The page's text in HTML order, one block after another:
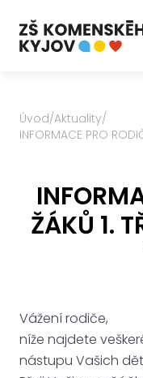
Úvod/Aktuality/
INFORMACE PRO
ŽÁKŮ 1.
Vážení rodiče,
níže najdete
nástupu Vašich